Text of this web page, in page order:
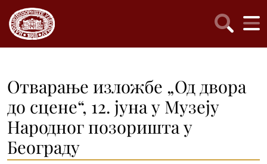
Отварање изложбе „Од двора
до сцене“, 12. јуна у Музеју
Народног позоришта у
Београду